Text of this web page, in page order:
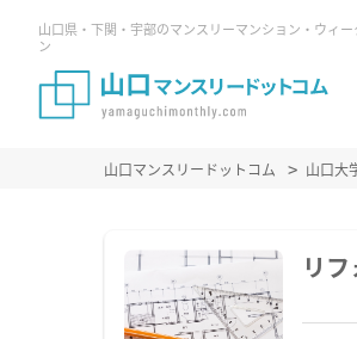
山口県・下関・宇部のマンスリーマンション・ウィー
ン
山口マンスリードットコム 山口大
リ